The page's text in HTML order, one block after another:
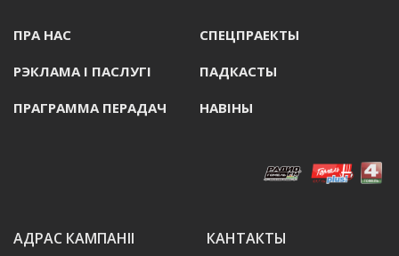
ПРА НАС СПЕЦПРАЕКТЫ
РЭКЛАМА I ПАСЛУГI ПАДКАСТЫ
ПРАГРАММА ПЕРАДАЧ НАВIНЫ
АДРАС КАМПАНІІ КАНТАКТЫ